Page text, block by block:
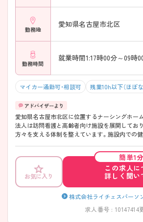
勤務地
愛知県名古屋市北区
勤務時間
マイカー通勤可・相談可 残業10h以下（ほぼな
愛知県名古屋市北区に位置するナーシングホー
法人は訪問看護と高齢者向け施設を展開してお
方々を支える体制を整えています。施設内での
る点も特徴です。 ご興味をお持ちの方には詳細
をお伝えしますのでお気軽にお問い合わせくだ
お気に入り
簡単1分
この求人に
詳しく聞い
株式会社ライチェスパー
求人番号 : 10147414